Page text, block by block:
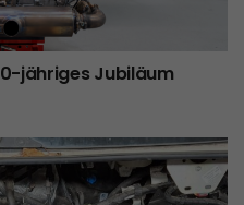
jähriges Jubiläum